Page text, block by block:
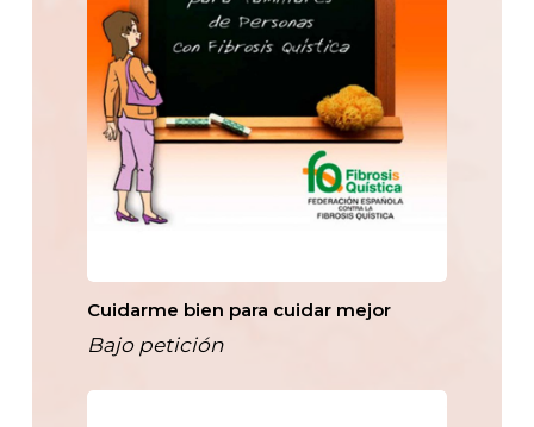
Cuidarme bien para cuidar mejor
Bajo petición